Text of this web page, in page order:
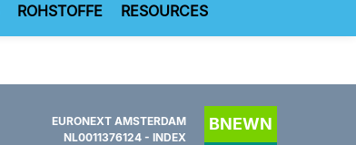
ROHSTOFFE RESOURCES
EURONEXT AMSTERDAM
NL0011376124 - INDEX
BNEWN